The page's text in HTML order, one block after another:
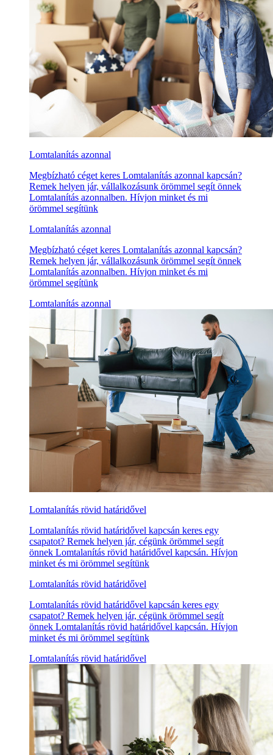
Lomtalanítás azonnal
Megbízható céget keres Lomtalanítás azonnal kapcsán?
Remek helyen jár, vállalkozásunk örömmel segít önnek
Lomtalanítás azonnalben. Hívjon minket és mi
örömmel segítünk
Lomtalanítás azonnal
Megbízható céget keres Lomtalanítás azonnal kapcsán?
Remek helyen jár, vállalkozásunk örömmel segít önnek
Lomtalanítás azonnalben. Hívjon minket és mi
örömmel segítünk
Lomtalanítás azonnal
Lomtalanítás rövid határidővel
Lomtalanítás rövid határidővel kapcsán keres egy
csapatot? Remek helyen jár, cégünk örömmel segít
önnek Lomtalanítás rövid határidővel kapcsán. Hívjon
minket és mi örömmel segítünk
Lomtalanítás rövid határidővel
Lomtalanítás rövid határidővel kapcsán keres egy
csapatot? Remek helyen jár, cégünk örömmel segít
önnek Lomtalanítás rövid határidővel kapcsán. Hívjon
minket és mi örömmel segítünk
Lomtalanítás rövid határidővel